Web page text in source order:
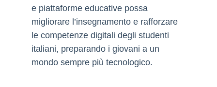
e piattaforme educative possa
migliorare l’insegnamento e rafforzare
le competenze digitali degli studenti
italiani, preparando i giovani a un
mondo sempre più tecnologico.